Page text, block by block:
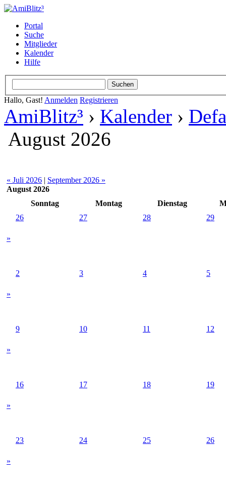
Portal
Suche
Mitglieder
Kalender
Hilfe
Hallo, Gast! Anmelden Registrieren
AmiBlitz³ › Kalender ›
August 2026
« Juli 2026 | September 2026 »
August 2026
Sonntag
Montag Dienstag
»
26 27 28 29
»
2 3 4 5
»
9 10 11 12
»
16 17 18 19
»
23 24 25 26